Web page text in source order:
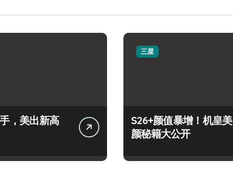
，美出新高
三星
S26+颜值暴增！机皇美
颜秘籍大公开